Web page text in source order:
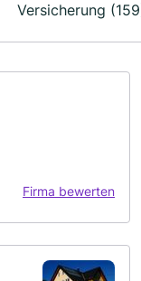
Versicherung
Firma bewerten